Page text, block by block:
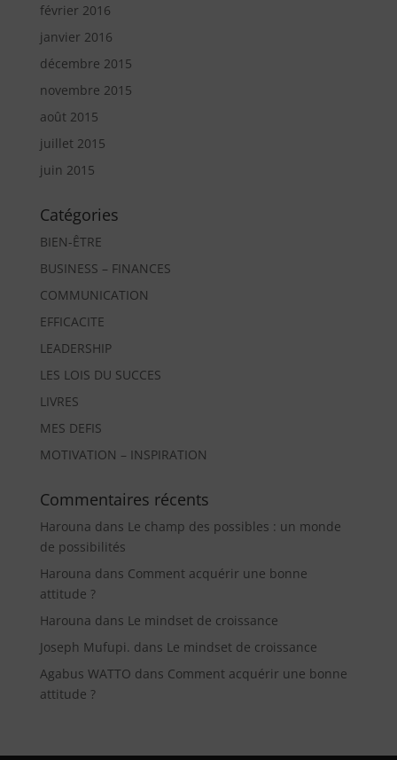
février 2016
janvier 2016
décembre 2015
novembre 2015
août 2015
juillet 2015
juin 2015
Catégories
BIEN-ÊTRE
BUSINESS – FINANCES
COMMUNICATION
EFFICACITE
LEADERSHIP
LES LOIS DU SUCCES
LIVRES
MES DEFIS
MOTIVATION – INSPIRATION
Commentaires récents
Harouna dans Le champ des possibles : un monde
de possibilités
Harouna dans Comment acquérir une bonne
attitude ?
Harouna dans Le mindset de croissance
Joseph Mufupi. dans Le mindset de croissance
Agabus WATTO dans Comment acquérir une bonne
attitude ?